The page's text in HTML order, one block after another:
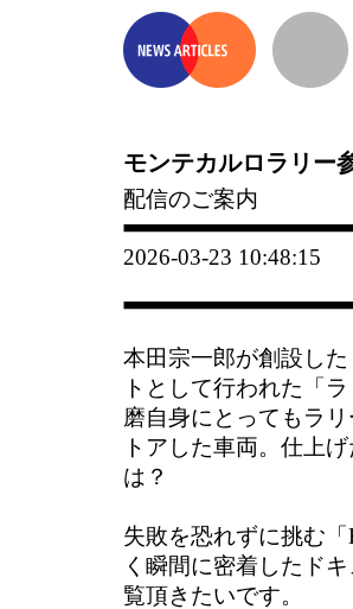
モンテカルロラリー
配信のご案内
2026-03-23 10:48:15
本田宗一郎が創設し
トとして行われた「
磨自身にとってもラ
トアした車両。仕上
は？
失敗を恐れずに挑む
く瞬間に密着したド
覧頂きたいです。